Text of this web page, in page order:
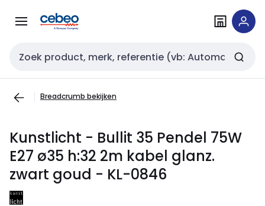
naar
naar
Zoekveld invoer
Breadcrumb bekijken
Kunstlicht - Bullit 35 Pendel 75W
E27 ø35 h:32 2m kabel glanz.
zwart goud - KL-0846